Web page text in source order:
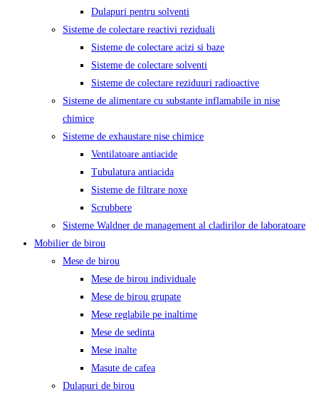
Dulapuri pentru solventi
Sisteme de colectare reactivi reziduali
Sisteme de colectare acizi si baze
Sisteme de colectare solventi
Sisteme de colectare reziduuri radioactive
Sisteme de alimentare cu substante inflamabile in nise
chimice
Sisteme de exhaustare nise chimice
Ventilatoare antiacide
Tubulatura antiacida
Sisteme de filtrare noxe
Scrubbere
Sisteme Waldner de management al cladirilor de laboratoare
Mobilier de birou
Mese de birou
Mese de birou individuale
Mese de birou grupate
Mese reglabile pe inaltime
Mese de sedinta
Mese inalte
Masute de cafea
Dulapuri de birou